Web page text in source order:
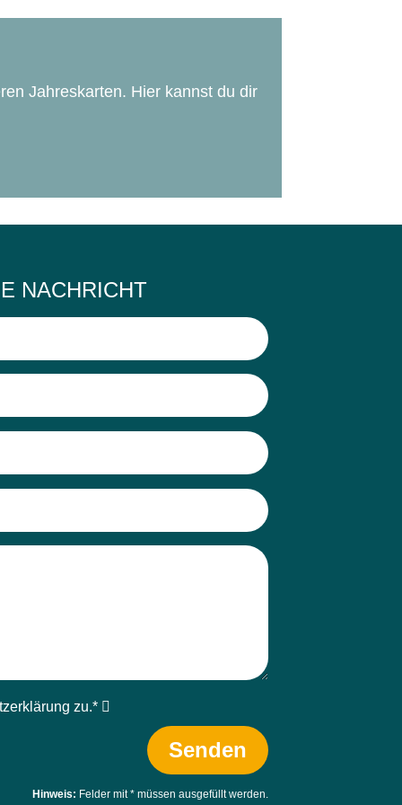
Jahreskarten. Hier kannst du dir
NACHRICHT
zu.*
Senden
Hinweis: Felder mit*müssen ausgefüllt werden.